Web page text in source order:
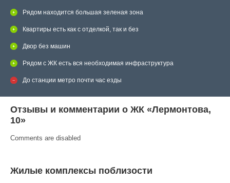
Рядом находится большая зеленая зона
Квартиры есть как с отделкой, так и без
Двор без машин
Рядом с ЖК есть вся необходимая инфраструктура
До станции метро почти час езды
Отзывы и комментарии о ЖК «Лермонтова,
10»
Comments are disabled
Жилые комплексы поблизости